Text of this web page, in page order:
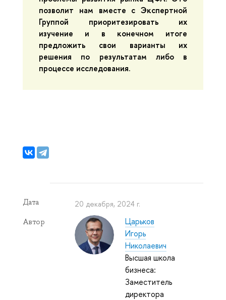
позволит нам вместе с Экспертной
Группой приоритезировать их
изучение и в конечном итоге
предложить свои варианты их
решения по результатам либо в
процессе исследования.
Дата 20 декабря, 2024 г.
Автор
Царьков
Игорь
Николаевич
Высшая школа
бизнеса:
Заместитель
директора